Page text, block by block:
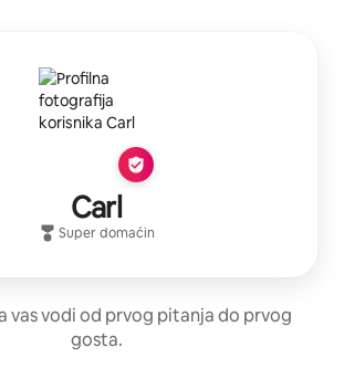
Carl
Super domaćin
vas vodi od prvog pitanja do prvog
gosta.